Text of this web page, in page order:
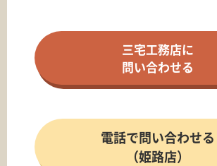
三宅工務店に
問い合わせる
電話で問い合わせる
（姫路店）